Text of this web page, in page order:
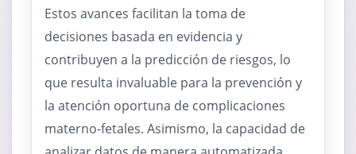
Estos avances facilitan la toma de
decisiones basada en evidencia y
contribuyen a la predicción de riesgos, lo
que resulta invaluable para la prevención y
la atención oportuna de complicaciones
materno-fetales. Asimismo, la capacidad de